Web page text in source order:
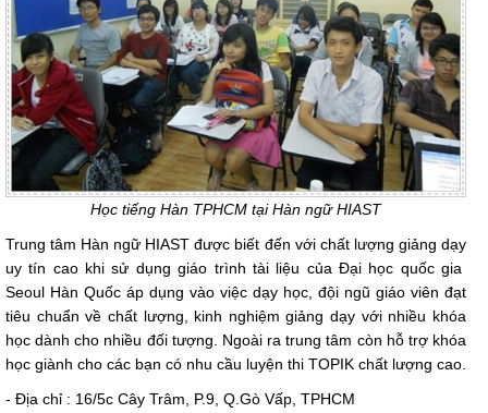
Học tiếng Hàn TPHCM tại Hàn ngữ HIAST
Trung tâm Hàn ngữ HIAST được biết đến với chất lượng giảng dạy
uy tín cao khi sử dụng giáo trình tài liệu của Đại học quốc gia
Seoul Hàn Quốc áp dụng vào việc dạy học, đội ngũ giáo viên đạt
tiêu chuẩn về chất lượng, kinh nghiệm giảng dạy với nhiều khóa
học dành cho nhiều đối tượng. Ngoài ra trung tâm còn hỗ trợ khóa
học giành cho các bạn có nhu cầu luyện thi TOPIK chất lượng cao.
- Ðịa chỉ : 16/5c Cây Trâm, P.9, Q.Gò Vấp, TPHCM